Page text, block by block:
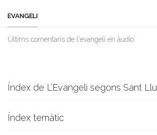
EVANGELI
Ùltims comentaris de l'evangeli en àudio:
Índex de L’Evangeli segons Sant
Índex temàtic